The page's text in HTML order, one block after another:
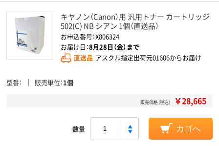
キヤノン（Canon）用 汎用トナー カートリッジ
502(C) NB シアン 1個（直送品）
お申込番号：X806324
お届け日：8月28日（金）まで
直送品 アスクル指定出荷元01606からお届け
型番 販売単位 1個
販売価格（税込） ￥28,665
数量 カゴへ